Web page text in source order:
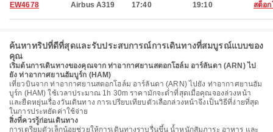
EW4678 Airbus A319 17:40 19:10 สต็อ
ค้นหาทริปที่ดีที่สุดและรับประสบการณ์การเดินทางที่สมบูรณ์แบบของ
คุณ
เริ่มต้นการเดินทางของคุณจาก ท่าอากาศยานสตอกโฮล์ม อาร์ลันดา (ARN) ไป
ยัง ท่าอากาศยานฮัมบูร์ก (HAM)
เที่ยวบินจาก ท่าอากาศยานสตอกโฮล์ม อาร์ลันดา (ARN) ไปยัง ท่าอากาศยานฮัม
บูร์ก (HAM) ใช้เวลาประมาณ 1h 30m ราคามักจะต่ำที่สุดเมื่อคุณจองล่วงหน้า
และยืดหยุ่นเรื่องวันเดินทาง การเปรียบเทียบตัวเลือกล่วงหน้าจึงเป็นวิธีที่ง่ายที่สุด
ในการประหยัดค่าใช้จ่าย
สิ่งที่ควรรู้ก่อนเดินทาง
การเตรียมตัวเล็กน้อยช่วยให้การเดินทางราบรื่นขึ้น น้ำหนักสัมภาระ อาหาร และ